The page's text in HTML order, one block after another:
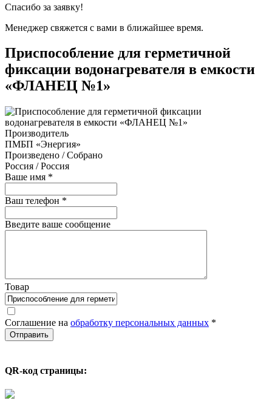
Спасибо за заявку!
Менеджер свяжется с вами в ближайшее время.
Приспособление для герметичной
фиксации водонагревателя в емкости
«ФЛАНЕЦ №1»
Производитель
ПМБП «Энергия»
Произведено / Собрано
Россия / Россия
Ваше имя *
Ваш телефон *
Введите ваше сообщение
Товар
Соглашение на обработку персональных данных *
QR-код страницы: